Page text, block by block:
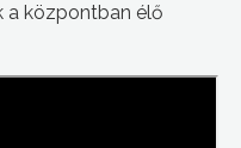
a központban élő